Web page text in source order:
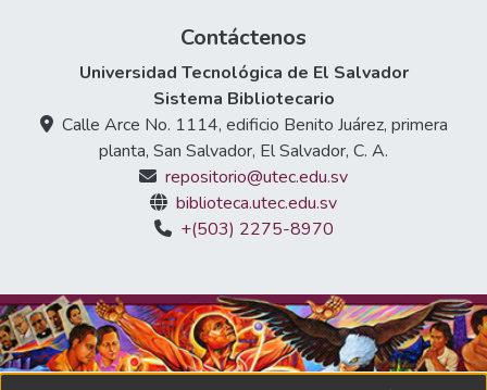
Contáctenos
Universidad Tecnológica de El Salvador
Sistema Bibliotecario
Calle Arce No. 1114, edificio Benito Juárez, primera
planta, San Salvador, El Salvador, C. A.
repositorio@utec.edu.sv
biblioteca.utec.edu.sv
+(503) 2275-8970